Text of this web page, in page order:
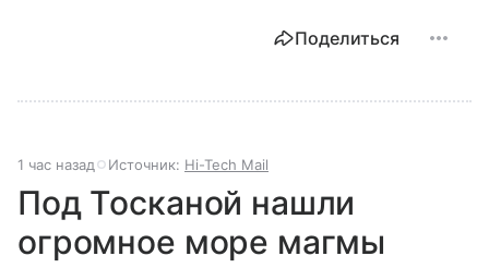
Поделиться
1 час назад Источник: Hi-Tech Mail
Под Тосканой нашли
огромное море магмы